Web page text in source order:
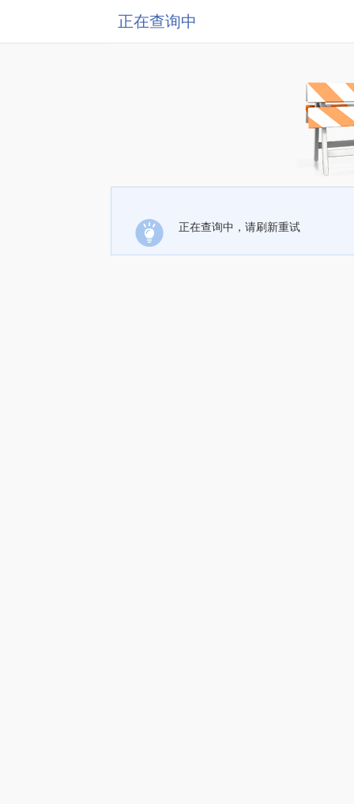
正在查询中
正在查询中，请刷新重试